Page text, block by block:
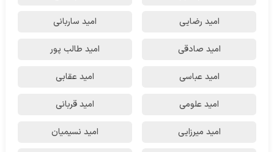
امید رضایی امید ساربانی
امید صادقی امید طالب پور
امید عباسی امید عقابی
امید علومی امید قربانی
امید میرزایی امید نسیمیان